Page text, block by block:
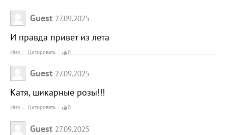
Guest 27.09.2025
И правда привет из лета
Имя Цитировать 0
Guest 27.09.2025
Катя, шикарные розы!!!
Имя Цитировать 0
Guest 27.09.2025